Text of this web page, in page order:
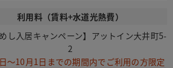
利用料（賃料+水道光熱費）
めし入居キャンペーン】アットイン大井町5-
2
～10月1日までの期間内でご利用の方限定